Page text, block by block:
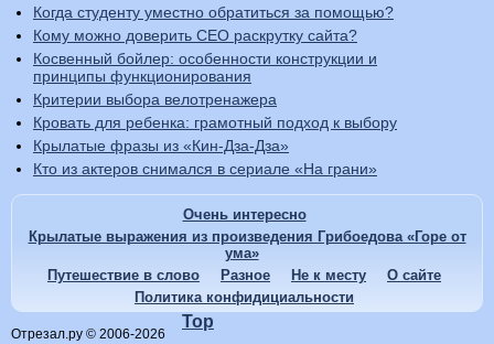
Когда студенту уместно обратиться за помощью?
Кому можно доверить СЕО раскрутку сайта?
Косвенный бойлер: особенности конструкции и
принципы функционирования
Критерии выбора велотренажера
Кровать для ребенка: грамотный подход к выбору
Крылатые фразы из «Кин-Дза-Дза»
Кто из актеров снимался в сериале «На грани»
Очень интересно
Крылатые выражения из произведения Грибоедова «Горе от
ума»
Путешествие в слово
Разное Не к месту
О сайте
Политика конфидициальности
Отрезал.ру © 2006-2026
Top